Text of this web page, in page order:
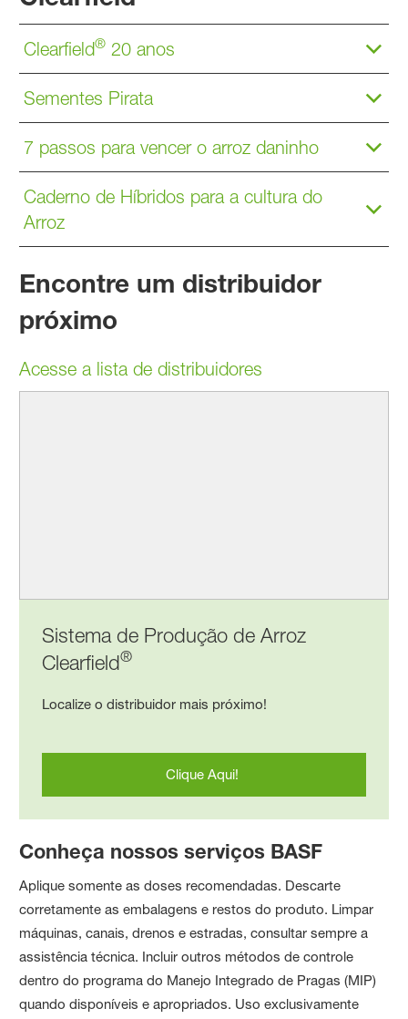
Clearfield® 20 anos
Sementes Pirata
7 passos para vencer o arroz daninho
Caderno de Híbridos para a cultura do
Arroz
Encontre um distribuidor
próximo
Acesse a lista de distribuidores
Sistema de Produção de Arroz
Clearfield®
Localize o distribuidor mais próximo!
Clique Aqui!
Conheça nossos serviços BASF
Aplique somente as doses recomendadas. Descarte
corretamente as embalagens e restos do produto. Limpar
máquinas, canais, drenos e estradas, consultar sempre a
assistência técnica. Incluir outros métodos de controle
dentro do programa do Manejo Integrado de Pragas (MIP)
quando disponíveis e apropriados. Uso exclusivamente